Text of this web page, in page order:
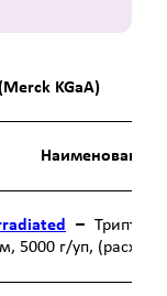
KGaA)
Наименование
–
5000 г/уп, (расход